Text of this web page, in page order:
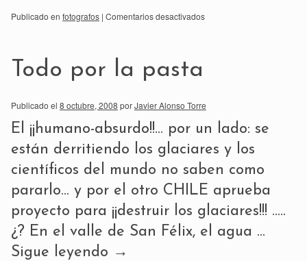
Publicado en fotografos | Comentarios desactivados
Todo por la pasta
Publicado el 8 octubre, 2008 porJavier Alonso Torre
El ¡¡humano-absurdo!!… por un lado: se
están derritiendo los glaciares y los
científicos del mundo no saben como
pararlo… y por el otro CHILE aprueba
proyecto para ¡¡destruir los glaciares!!! …..
¿? En el valle de San Félix, el agua …
Sigue leyendo →